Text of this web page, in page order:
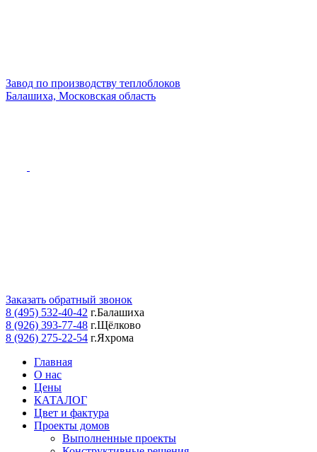
Завод по производству теплоблоков
Балашиха, Московская область
Заказать обратный звонок
8 (495) 532-40-42 г.Балашиха
8 (926) 393-77-48 г.Щёлково
8 (926) 275-22-54 г.Яхрома
Главная
О нас
Цены
КАТАЛОГ
Цвет и фактура
Проекты домов
Выполненные проекты